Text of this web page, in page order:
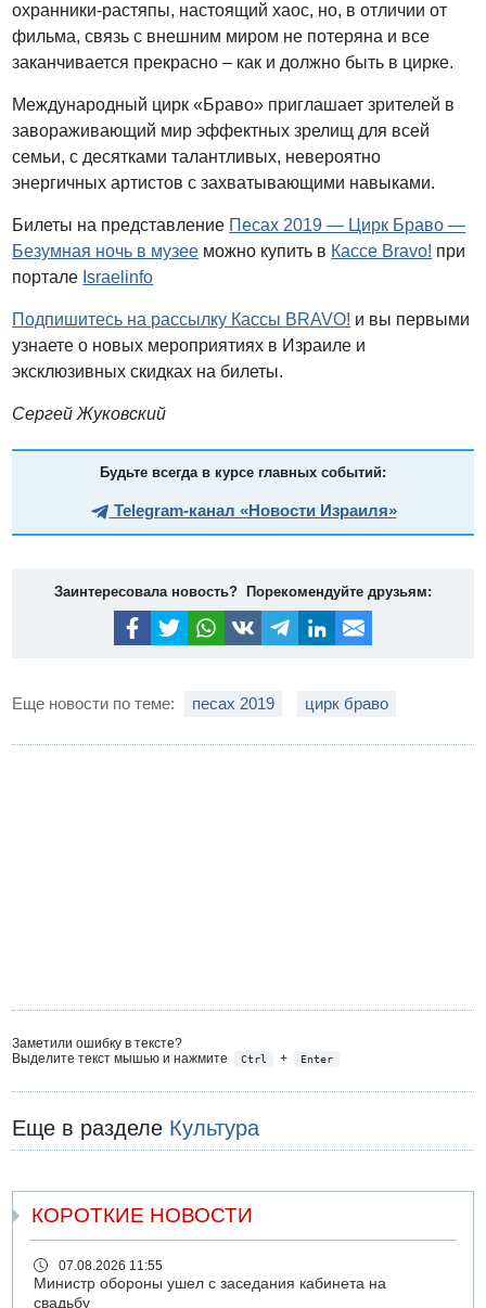
охранники-растяпы, настоящий хаос, но, в отличии от
фильма, связь с внешним миром не потеряна и все
заканчивается прекрасно – как и должно быть в цирке.
Международный цирк «Браво» приглашает зрителей в
завораживающий мир эффектных зрелищ для всей
семьи, с десятками талантливых, невероятно
энергичных артистов с захватывающими навыками.
Билеты на представление Песах 2019 — Цирк Браво —
Безумная ночь в музее можно купить в Кассе Bravo! при
портале Israelinfo
Подпишитесь на рассылку Кассы BRAVO! и вы первыми
узнаете о новых мероприятиях в Израиле и
эксклюзивных скидках на билеты.
Сергей Жуковский
Будьте всегда в курсе главных событий:
Telegram-канал «Новости Израиля»
Заинтересовала новость? Порекомендуйте друзьям:
Еще новости по теме: песах 2019 цирк браво
Заметили ошибку в тексте?
Выделите текст мышью и нажмите
Ctrl + Enter
Еще в разделе Культура
КОРОТКИЕ НОВОСТИ
07.08.2026 11:55
Министр обороны ушел с заседания кабинета на
свадьбу